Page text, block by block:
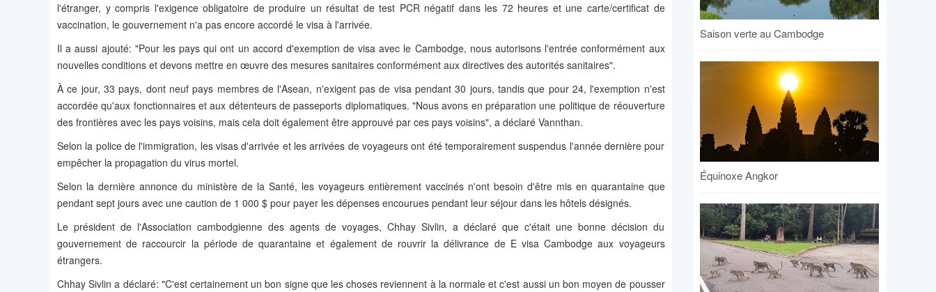
l'étranger, y compris l'exigence obligatoire de produire un résultat de test PCR négatif dans les 72 heures et une carte/certificat de
vaccination, le gouvernement n'a pas encore accordé le visa à l'arrivée.
Il a aussi ajouté: "Pour les pays qui ont un accord d'exemption de visa avec le Cambodge, nous autorisons l'entrée conformément aux
nouvelles conditions et devons mettre en œuvre des mesures sanitaires conformément aux directives des autorités sanitaires".
À ce jour, 33 pays, dont neuf pays membres de l'Asean, n'exigent pas de visa pendant 30 jours, tandis que pour 24, l'exemption n'est
accordée qu'aux fonctionnaires et aux détenteurs de passeports diplomatiques. "Nous avons en préparation une politique de réouverture
des frontières avec les pays voisins, mais cela doit également être approuvé par ces pays voisins", a déclaré Vannthan.
Selon la police de l'immigration, les visas d'arrivée et les arrivées de voyageurs ont été temporairement suspendus l'année dernière pour
empêcher la propagation du virus mortel.
Selon la dernière annonce du ministère de la Santé, les voyageurs entièrement vaccinés n'ont besoin d'être mis en quarantaine que
pendant sept jours avec une caution de 1 000 $ pour payer les dépenses encourues pendant leur séjour dans les hôtels désignés.
Le président de l'Association cambodgienne des agents de voyages, Chhay Sivlin, a déclaré que c'était une bonne décision du
gouvernement de raccourcir la période de quarantaine et également de rouvrir la délivrance de E visa Cambodge aux voyageurs
étrangers.
Chhay Sivlin a déclaré: "C'est certainement un bon signe que les choses reviennent à la normale et c'est aussi un bon moyen de pousser
Saison verte au Cambodge
Équinoxe Angkor